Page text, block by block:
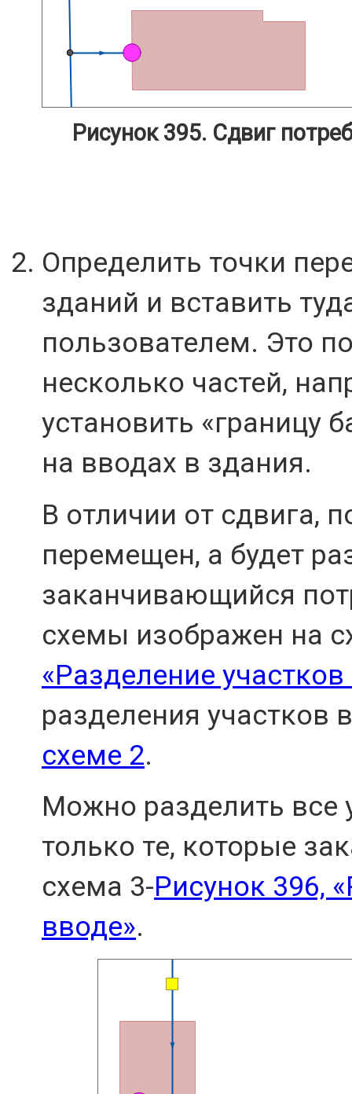
Рисунок 395. Сдвиг
Определить точки
зданий и вставить
пользователем. Это
несколько частей,
установить «границу
на вводах в здания.
В отличии от сдвига,
перемещен, а будет
заканчивающийся
схемы изображен на
«Разделение
разделения участков
схеме 2.
Можно разделить все
только те, которые
схема 3-Рисунок 396,
вводе».